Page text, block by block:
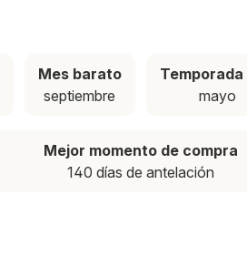
Mes barato
septiembre
mayo
Mejor momento de compra
140 días de antelación